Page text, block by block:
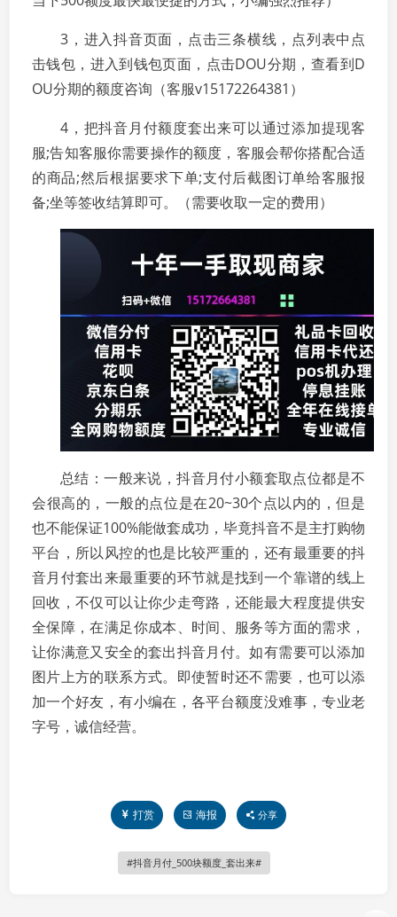
3，进入抖音页面，点击三条横线，点列表中点
击钱包，进入到钱包页面，点击DOU分期，查看到D
OU分期的额度咨询（客服v15172264381）
4，把抖音月付额度套出来可以通过添加提现客
服;告知客服你需要操作的额度，客服会帮你搭配合适
的商品;然后根据要求下单;支付后截图订单给客服报
备;坐等签收结算即可。（需要收取一定的费用）
总结：一般来说，抖音月付小额套取点位都是不
会很高的，一般的点位是在20~30个点以内的，但是
也不能保证100%能做套成功，毕竟抖音不是主打购物
平台，所以风控的也是比较严重的，还有最重要的抖
音月付套出来最重要的环节就是找到一个靠谱的线上
回收，不仅可以让你少走弯路，还能最大程度提供安
全保障，在满足你成本、时间、服务等方面的需求，
让你满意又安全的套出抖音月付。如有需要可以添加
图片上方的联系方式。即使暂时还不需要，也可以添
加一个好友，有小编在，各平台额度没难事，专业老
字号，诚信经营。
打赏 海报 分享
抖音月付_500块额度_套出来